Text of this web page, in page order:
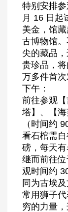
特别安排
月 16 日起
美金，馆
古博物馆
尖的藏品
贵珍品，
万多件首次
下午：
前往参观
塔】、【海
（时间约
看石棺需
磅，每天有
继而前往
观时间约
同为古埃
常用狮子
穷的力量